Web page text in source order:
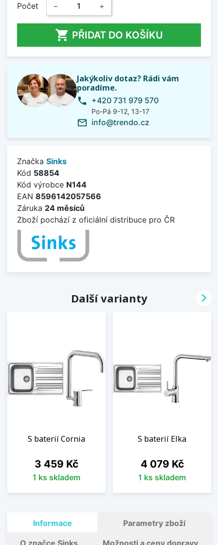
Počet − +
 PŘIDAT DO KOŠÍKU
Jakýkoliv dotaz? Rádi vám
poradíme.
phone +420 731 979 570
Po-Pá 9-12, 13-17
mail_outline info@trendo.cz
Značka Sinks
Kód 58854
Kód výrobce N144
EAN 8596142057566
Záruka 24 měsíců
Zboží pochází z oficiální distribuce pro ČR
Další varianty
S baterií Cornia
Cena
3 459 Kč
1 ks skladem
S baterií Elka
Cena
4 079 Kč
1 ks skladem

Informace Parametry zboží
O značce Sinks Možnosti a ceny dopravy